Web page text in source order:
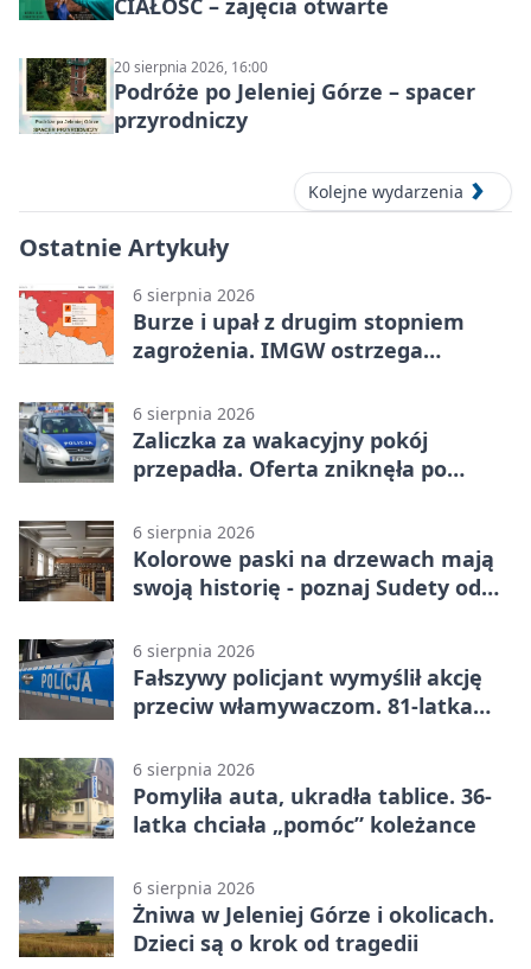
CIAŁOŚĆ – zajęcia otwarte
20 sierpnia 2026, 16:00
Podróże po Jeleniej Górze – spacer
przyrodniczy
Kolejne wydarzenia
Ostatnie Artykuły
6 sierpnia 2026
Burze i upał z drugim stopniem
zagrożenia. IMGW ostrzega
6 sierpnia 2026
Zaliczka za wakacyjny pokój
przepadła. Oferta zniknęła po
6 sierpnia 2026
Kolorowe paski na drzewach mają
swoją historię - poznaj Sudety od
6 sierpnia 2026
Fałszywy policjant wymyślił akcję
przeciw włamywaczom. 81-latka
6 sierpnia 2026
Pomyliła auta, ukradła tablice. 36-
latka chciała „pomóc” koleżance
6 sierpnia 2026
Żniwa w Jeleniej Górze i okolicach.
Dzieci są o krok od tragedii